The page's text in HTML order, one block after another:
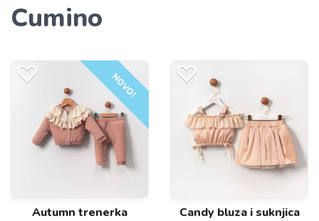
Cumino
NOVO!
Autumn trenerka
Candy bluza i suknjica